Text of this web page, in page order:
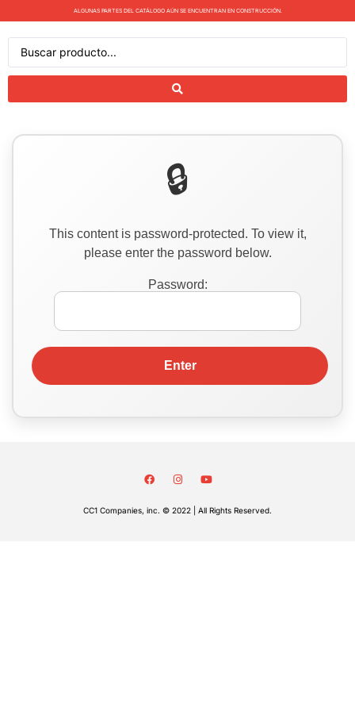
ALGUNAS PARTES DEL CATÁLOGO AÚN SE ENCUENTRAN EN CONSTRUCCIÓN.
This content is password-protected. To view it,
please enter the password below.
Password:
CC1 Companies, inc. © 2022 | All Rights Reserved.